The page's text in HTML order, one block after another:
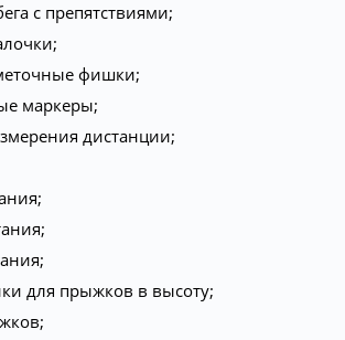
с препятствиями;
фишки;
маркеры;
дистанции;
для прыжков в высоту;